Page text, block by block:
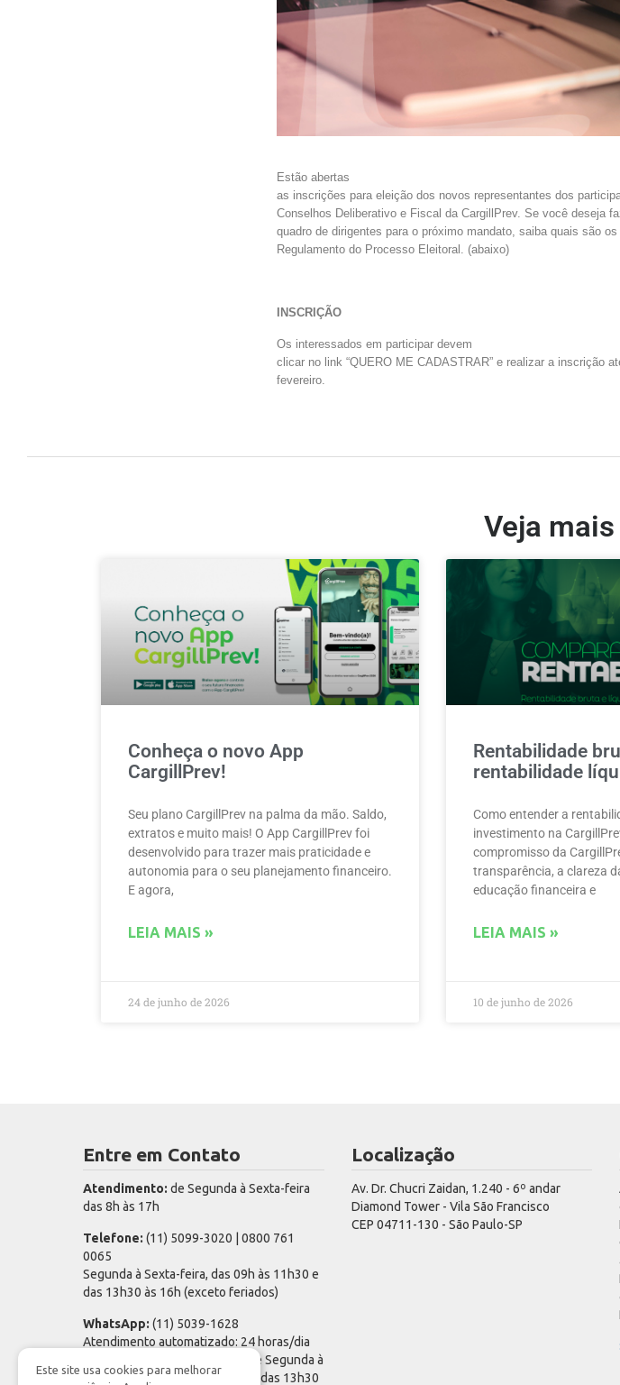
Estão abertas
as inscrições para eleição dos novos representantes dos
Conselhos Deliberativo e Fiscal da CargillPrev. Se você deseja
quadro de dirigentes para o próximo mandato, saiba quais são
Regulamento do Processo Eleitoral
. (abaixo)
INSCRIÇÃO
Os interessados em participar devem
clicar no link “QUERO ME CADASTRAR” e realizar a inscrição
fevereiro.
Veja
Conheça o novo App
CargillPrev!
Seu plano CargillPrev na palma da mão. Saldo,
extratos e muito mais! O App CargillPrev foi
desenvolvido para trazer mais praticidade e
autonomia para o seu planejamento financeiro.
E agora,
LEIA MAIS »
24 de junho de 2026
Rentabilidade
rentabilidade
Como entender a
investimento na
compromisso da
transparência, a clareza
educação financeira e
LEIA MAIS »
10 de junho de 2026
Entre em Contato
Atendimento: de Segunda à Sexta-feira
das 8h às 17h
Telefone: (11) 5099-3020 | 0800 761
0065
Segunda à Sexta-feira, das 09h às 11h30 e
das 13h30 às 16h (exceto feriados)
WhatsApp: (11) 5039-1628
Atendimento automatizado: 24 horas/dia
Atendimento de especialista: de Segunda à
Sexta-feira, das 09h às 11h30 e das 13h30
Localização
Av. Dr. Chucri Zaidan, 1.240 - 6º andar
Diamond Tower - Vila São Francisco
CEP 04711-130 - São Paulo-SP
Este site usa cookies para melhorar